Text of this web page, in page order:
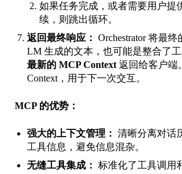
如果任务完成，或者需要用户提
续，则跳出循环。
返回最终响应： Orchestrator 将最
LM 生成的文本，也可能是整合了
最新的 MCP Context 返回给客户端
Context，用于下一次交互。
MCP 的优势：
强大的上下文管理： 清晰分离对话
工具信息，避免信息混杂。
无缝工具集成： 标准化了工具调用